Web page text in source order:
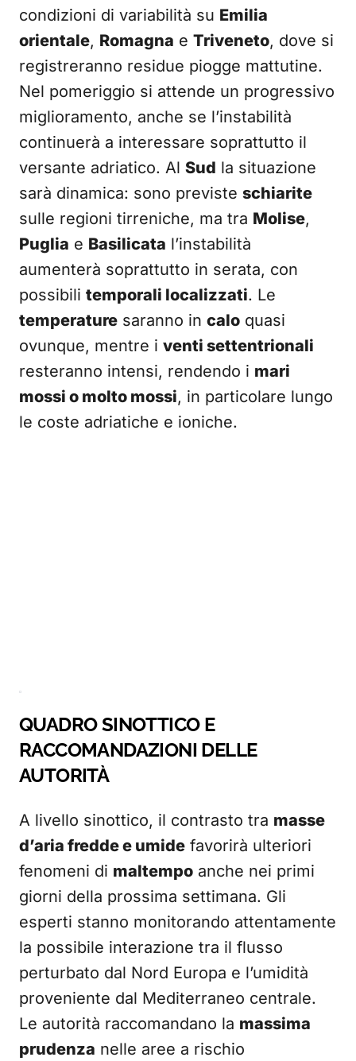
condizioni di variabilità su Emilia
orientale, Romagna e Triveneto, dove si
registreranno residue piogge mattutine.
Nel pomeriggio si attende un progressivo
miglioramento, anche se l’instabilità
continuerà a interessare soprattutto il
versante adriatico. Al Sud la situazione
sarà dinamica: sono previste schiarite
sulle regioni tirreniche, ma tra Molise,
Puglia e Basilicata l’instabilità
aumenterà soprattutto in serata, con
possibili temporali localizzati. Le
temperature saranno in calo quasi
ovunque, mentre i venti settentrionali
resteranno intensi, rendendo i mari
mossi o molto mossi, in particolare lungo
le coste adriatiche e ioniche.
QUADRO SINOTTICO E
RACCOMANDAZIONI DELLE
AUTORITÀ
A livello sinottico, il contrasto tra masse
d’aria fredde e umide favorirà ulteriori
fenomeni di maltempo anche nei primi
giorni della prossima settimana. Gli
esperti stanno monitorando attentamente
la possibile interazione tra il flusso
perturbato dal Nord Europa e l’umidità
proveniente dal Mediterraneo centrale.
Le autorità raccomandano la massima
prudenza nelle aree a rischio